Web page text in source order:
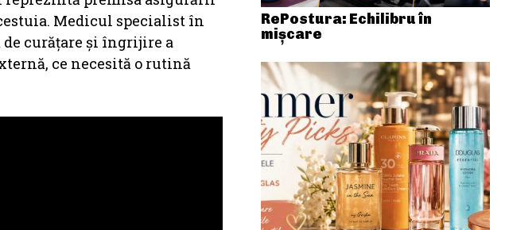
Medicul specialist în
de curățare și îngrijire a
ce necesită o rutină
RePostura: Echilibru în
mișcare